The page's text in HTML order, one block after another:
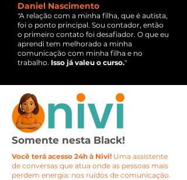
Daniel Nascimento
"A relação com a minha filha, que é autista,
foi o ponto principal. Sou contador, então
o primeiro contato foi desafiador. O que eu
aprendi tem melhorado a minha
comunicação com minha filha e no
trabalho. Isso já valeu o curso."
Somente nesta Black!
Você terá acesso 24h à Nivi! Uma assistente
de conversas que atua onde as pessoas mais
perdem energia: nos ruídos de comunicação.